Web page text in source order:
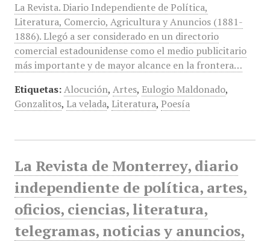
La Revista. Diario Independiente de Política,
Literatura, Comercio, Agricultura y Anuncios (1881-
1886). Llegó a ser considerado en un directorio
comercial estadounidense como el medio publicitario
más importante y de mayor alcance en la frontera…
Etiquetas: Alocución, Artes, Eulogio Maldonado,
Gonzalitos, La velada, Literatura, Poesía
La Revista de Monterrey, diario
independiente de política, artes,
oficios, ciencias, literatura,
telegramas, noticias y anuncios,